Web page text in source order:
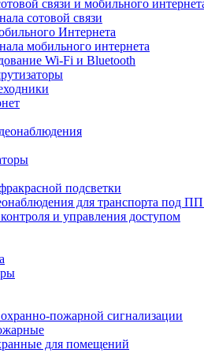
связи и мобильного
сотовой связи
Интернета
мобильного интернета
Wi-Fi и Bluetooth
подсветки
для транспорта под
и управления доступом
пожарной сигнализации
для помещений